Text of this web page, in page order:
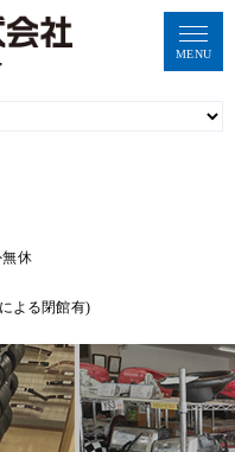
MENU
無休
よる閉館有)